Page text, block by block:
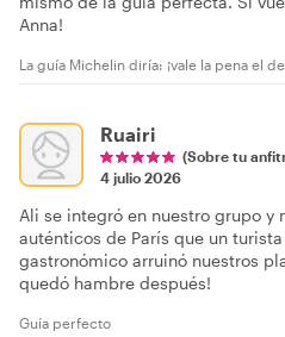
Anna!
La guía Michelin diría: ¡vale la pena el
Ruairi
(Sobre tu
4 julio 2026
Ali se integró en nuestro grupo y
auténticos de París que un
gastronómico arruinó nuestros
quedó hambre después!
Guía perfecto